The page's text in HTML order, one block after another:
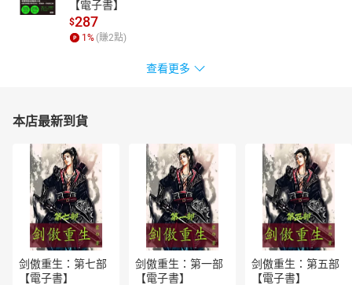
【電子書】
$287
1% (賺2點)
查看更多
本店最新到貨
剑傲重生：第七部
【電子書】
剑傲重生：第一部
【電子書】
剑傲重生：第五部
【電子書】